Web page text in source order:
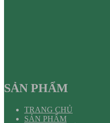
SẢN PHẨM
TRANG CHỦ
SẢN PHẨM